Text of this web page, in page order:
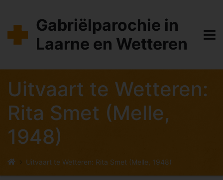
naar
de
Gabriëlparochie in
Laarne en Wetteren
Uitvaart te Wetteren:
Rita Smet (Melle,
1948)
Kruimelpad
Uitvaart te Wetteren: Rita Smet (Melle, 1948)